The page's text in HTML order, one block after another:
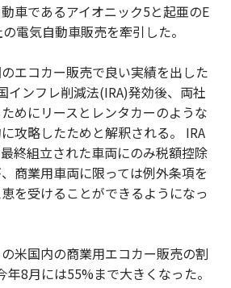
車であるアイオニック5と起亜のE
電気自動車販売を牽引した。
エコカー販売で良い実績を出した
インフレ削減法(IRA)発効後、両社
めにリースとレンタカーのような
攻略したためと解釈される。 IRA
終組立された車両にのみ税額控除
商業用車両に限っては例外条項を
を受けることができるようになっ
米国内の商業用エコカー販売の割
8月には55%まで大きくなった。